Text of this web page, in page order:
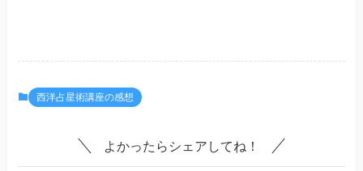
西洋占星術講座の感想
よかったらシェアしてね！